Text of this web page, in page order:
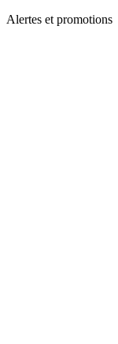
Alertes et promotions